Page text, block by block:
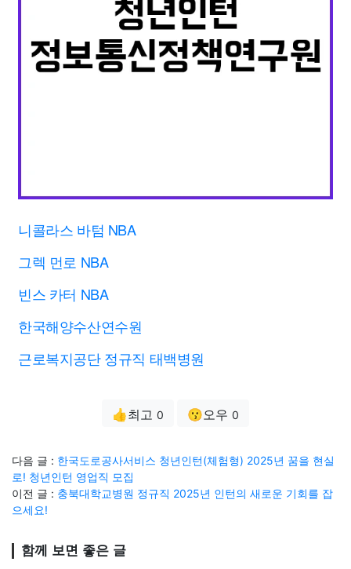
니콜라스 바텀 NBA
그렉 먼로 NBA
빈스 카터 NBA
한국해양수산연수원
근로복지공단 정규직 태백병원
👍최고 0 😗오우 0
다음 글 : 한국도로공사서비스 청년인턴(체험형) 2025년 꿈을 현실
로! 청년인턴 영업직 모집
이전 글 : 충북대학교병원 정규직 2025년 인턴의 새로운 기회를 잡
으세요!
함께 보면 좋은 글